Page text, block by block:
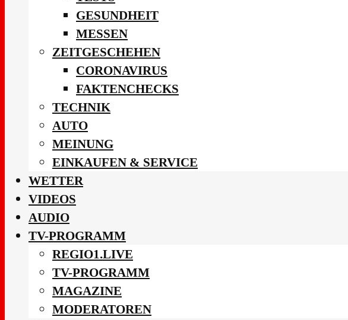
GESUNDHEIT
MESSEN
ZEITGESCHEHEN
CORONAVIRUS
FAKTENCHECKS
TECHNIK
AUTO
MEINUNG
EINKAUFEN & SERVICE
WETTER
VIDEOS
AUDIO
TV-PROGRAMM
REGIO1.LIVE
TV-PROGRAMM
MAGAZINE
MODERATOREN